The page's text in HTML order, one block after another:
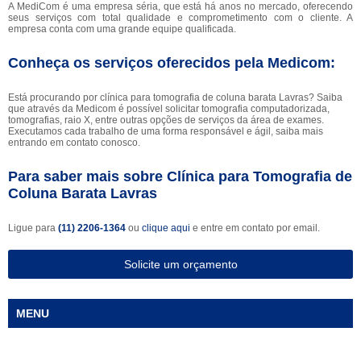
A MediCom é uma empresa séria, que está há anos no mercado, oferecendo
seus serviços com total qualidade e comprometimento com o cliente. A
empresa conta com uma grande equipe qualificada.
Conheça os serviços oferecidos pela Medicom:
Está procurando por clínica para tomografia de coluna barata Lavras? Saiba
que através da Medicom é possível solicitar tomografia computadorizada,
tomografias, raio X, entre outras opções de serviços da área de exames.
Executamos cada trabalho de uma forma responsável e ágil, saiba mais
entrando em contato conosco.
Para saber mais sobre Clínica para Tomografia de
Coluna Barata Lavras
Ligue para (11) 2206-1364 ou clique aqui e entre em contato por email.
Solicite um orçamento
MENU